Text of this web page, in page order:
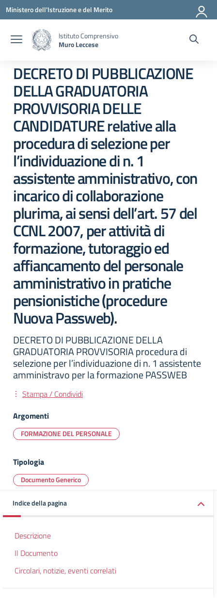
Vai ai contenuti
Vai al menu di navigazione
Vai al footer
Ministero dell'Istruzione e del Merito
Istituto Comprensivo
Muro Leccese
DECRETO DI PUBBLICAZIONE
DELLA GRADUATORIA
PROVVISORIA DELLE
CANDIDATURE relative alla
procedura di selezione per
l’individuazione di n. 1
assistente amministrativo, con
incarico di collaborazione
plurima, ai sensi dell’art. 57 del
CCNL 2007, per attività di
formazione, tutoraggio ed
affiancamento del personale
amministrativo in pratiche
pensionistiche (procedure
Nuova Passweb).
DECRETO DI PUBBLICAZIONE DELLA
GRADUATORIA PROVVISORIA procedura di
selezione per l’individuazione di n. 1 assistente
amministravo per la formazione PASSWEB
Stampa / Condividi
Argomenti
FORMAZIONE DEL PERSONALE
Tipologia
Documento Generico
Indice della pagina
Descrizione
Il Documento
Circolari, notizie, eventi correlati